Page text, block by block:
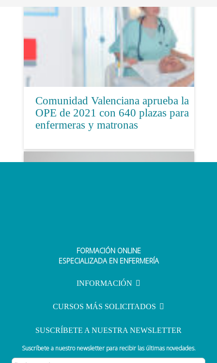
Comunidad Valenciana aprueba la
OPE de 2021 con 640 plazas para
enfermeras y matronas
Legislación en enfermería: guía
oposiciones
FORMACIÓN ONLINE
ESPECIALIZADA EN ENFERMERÍA
INFORMACIÓN
CURSOS MÁS SOLICITADOS
SUSCRÍBETE A NUESTRA NEWSLETTER
Suscríbete a nuestro newsletter para recibir las últimas novedades.